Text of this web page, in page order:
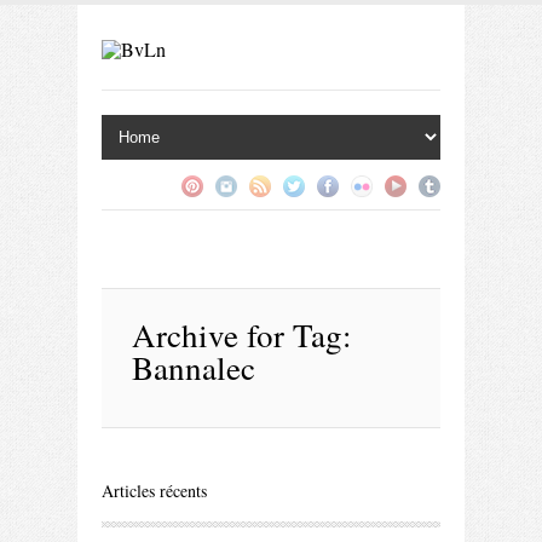
Archive forTag:
Bannalec
Articles récents